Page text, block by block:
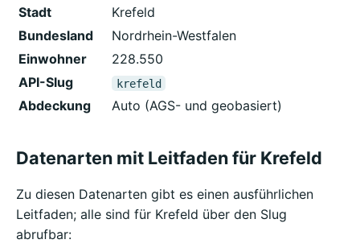
Stadt
Krefeld
Bundesland
Nordrhein-Westfalen
Einwohner
228.550
API-Slug
krefeld
Abdeckung Auto (AGS- und geobasiert)
Datenarten mit Leitfaden für Krefeld
Zu diesen Datenarten gibt es einen ausführlichen
Leitfaden; alle sind für Krefeld über den Slug
abrufbar: